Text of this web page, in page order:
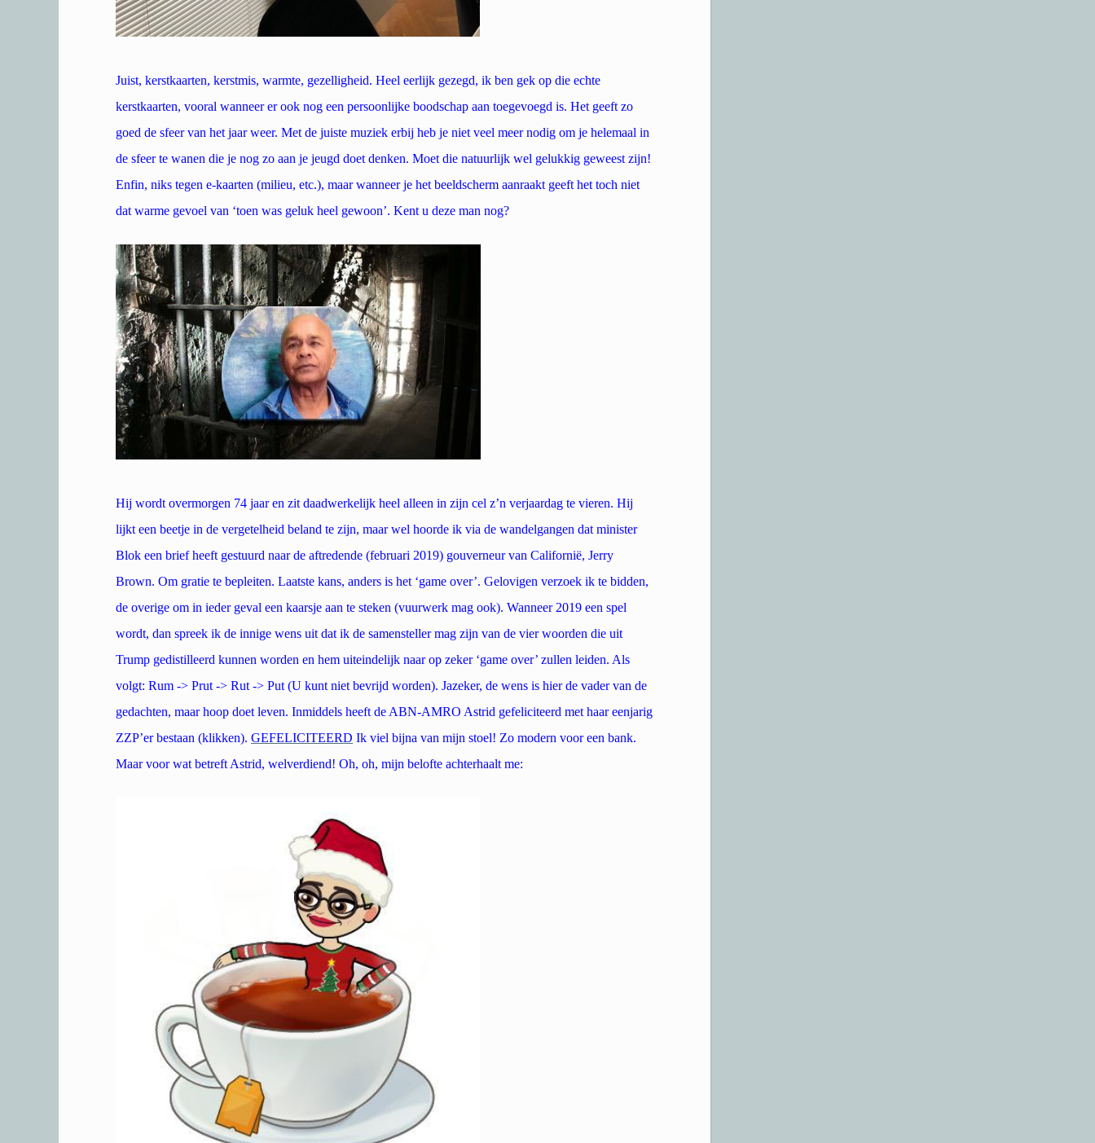
Juist, kerstkaarten, kerstmis, warmte, gezelligheid. Heel eerlijk gezegd, ik ben gek op die echte
kerstkaarten, vooral wanneer er ook nog een persoonlijke boodschap aan toegevoegd is. Het geeft zo
goed de sfeer van het jaar weer. Met de juiste muziek erbij heb je niet veel meer nodig om je helemaal in
de sfeer te wanen die je nog zo aan je jeugd doet denken. Moet die natuurlijk wel gelukkig geweest zijn!
Enfin, niks tegen e-kaarten (milieu, etc.), maar wanneer je het beeldscherm aanraakt geeft het toch niet
dat warme gevoel van ‘toen was geluk heel gewoon’. Kent u deze man nog?
Hij wordt overmorgen 74 jaar en zit daadwerkelijk heel alleen in zijn cel z’n verjaardag te vieren. Hij
lijkt een beetje in de vergetelheid beland te zijn, maar wel hoorde ik via de wandelgangen dat minister
Blok een brief heeft gestuurd naar de aftredende (februari 2019) gouverneur van Californië, Jerry
Brown. Om gratie te bepleiten. Laatste kans, anders is het ‘game over’. Gelovigen verzoek ik te bidden,
de overige om in ieder geval een kaarsje aan te steken (vuurwerk mag ook). Wanneer 2019 een spel
wordt, dan spreek ik de innige wens uit dat ik de samensteller mag zijn van de vier woorden die uit
Trump gedistilleerd kunnen worden en hem uiteindelijk naar op zeker ‘game over’ zullen leiden. Als
volgt: Rum -> Prut -> Rut -> Put (U kunt niet bevrijd worden). Jazeker, de wens is hier de vader van de
gedachten, maar hoop doet leven. Inmiddels heeft de ABN-AMRO Astrid gefeliciteerd met haar eenjarig
ZZP’er bestaan (klikken). GEFELICITEERD Ik viel bijna van mijn stoel! Zo modern voor een bank.
Maar voor wat betreft Astrid, welverdiend! Oh, oh, mijn belofte achterhaalt me: